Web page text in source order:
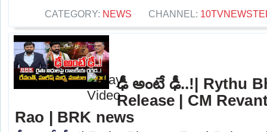
CATEGORY: NEWS CHANNEL:
ఢీ అంటే ఢీ..!| Rythu
Release | CM
Rao | BRK news